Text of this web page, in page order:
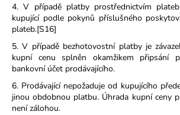
4. V případě platby prostřednictvím
kupující podle pokynů příslušného
plateb.[S16]
5. V případě bezhotovostní platby je
kupní cenu splněn okamžikem připsání
bankovní účet prodávajícího.
6. Prodávající nepožaduje od kupujícího
jinou obdobnou platbu. Úhrada kupní ceny
není zálohou.